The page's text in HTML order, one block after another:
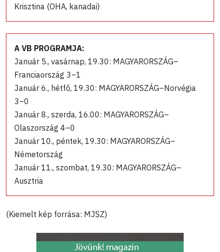
Krisztina (OHA, kanadai)
A VB PROGRAMJA:
Január 5., vasárnap, 19.30: MAGYARORSZÁG–
Franciaország 3–1
Január 6., hétfő, 19.30: MAGYARORSZÁG–Norvégia
3–0
Január 8., szerda, 16.00: MAGYARORSZÁG–
Olaszország 4–0
Január 10., péntek, 19.30: MAGYARORSZÁG–
Németország
Január 11., szombat, 19.30: MAGYARORSZÁG–
Ausztria
(Kiemelt kép forrása: MJSZ)